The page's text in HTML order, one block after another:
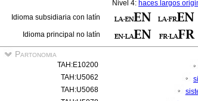
Nivel 4: haces largos
Idioma subsidiaria con latín
Idioma principal no latín
Partonomia
TAH:E10200
TAH:U5062
TAH:U5068